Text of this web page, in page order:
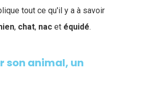
tout ce qu'il y a à savoir
, chat, nac et équidé.
son animal, un